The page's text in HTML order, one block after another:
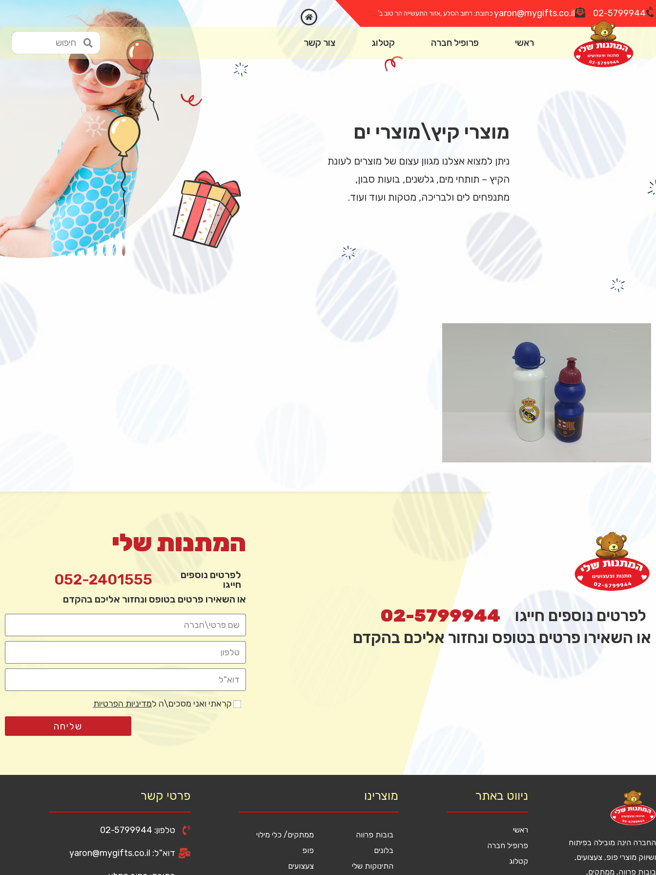
02-5799944
yaron@mygifts.co.ilכתובת: רחוב הסלע ,אזור התעשייה הר טוב ב'
ראשי פרופיל חברה קטלוג צור קשר
מוצרי קיץ\מוצרי ים
ניתן למצוא אצלנו מגוון עצום של מוצרים לעונת
הקיץ – תותחי מים, גלשנים, בועות סבון,
מתנפחים לים ולבריכה, מטקות ועוד ועוד.
לפרטים נוספים חייגו 02-5799944
או השאירו פרטים בטופס ונחזור אליכם בהקדם
המתנות שלי
לפרטים נוספים
חייגו
052-2401555
או השאירו פרטים בטופס ונחזור אליכם בהקדם
קראתי ואני מסכים\ה למדיניות הפרטיות
שליחה
החברה הינה מובילה בפיתוח
ושיווק מוצרי פופ, צעצועים,
בובות פרווה, ממתקים,
ניווט באתר
ראשי
פרופיל חברה
קטלוג
מוצרינו
בובות פרווה
בלונים
התינוקות שלי
ממתקים/ כלי מילוי
פופ
צעצועים
פרטי קשר
טלפון: 02-5799944
דוא"ל: yaron@mygifts.co.il